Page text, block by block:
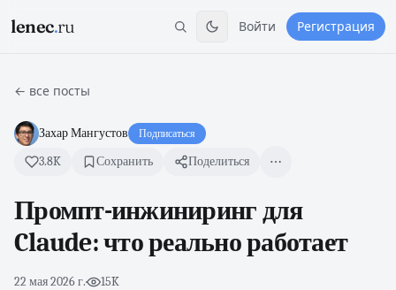
lenec.ru Войти Регистрация
← все посты
Захар Мангустов Подписаться
3.8K Сохранить Поделиться
Промпт-инжиниринг для
Claude: что реально работает
22 мая 2026 г.· 15K